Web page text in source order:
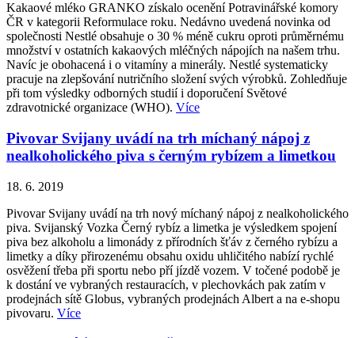
Kakaové mléko GRANKO získalo ocenění Potravinářské komory
ČR v kategorii Reformulace roku. Nedávno uvedená novinka od
společnosti Nestlé obsahuje o 30 % méně cukru oproti průměrnému
množství v ostatních kakaových mléčných nápojích na našem trhu.
Navíc je obohacená i o vitamíny a minerály. Nestlé systematicky
pracuje na zlepšování nutričního složení svých výrobků. Zohledňuje
při tom výsledky odborných studií i doporučení Světové
zdravotnické organizace (WHO). Více
Pivovar Svijany uvádí na trh míchaný nápoj z
nealkoholického piva s černým rybízem a limetkou
18. 6. 2019
Pivovar Svijany uvádí na trh nový míchaný nápoj z nealkoholického
piva. Svijanský Vozka Černý rybíz a limetka je výsledkem spojení
piva bez alkoholu a limonády z přírodních šťáv z černého rybízu a
limetky a díky přirozenému obsahu oxidu uhličitého nabízí rychlé
osvěžení třeba při sportu nebo pří jízdě vozem. V točené podobě je
k dostání ve vybraných restauracích, v plechovkách pak zatím v
prodejnách sítě Globus, vybraných prodejnách Albert a na e-shopu
pivovaru. Více